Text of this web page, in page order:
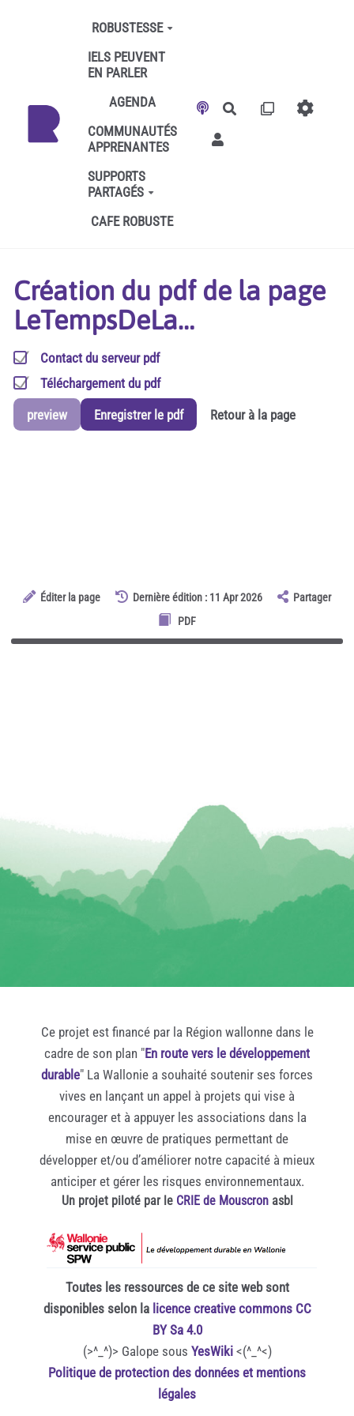
Aller au contenu principal
ROBUSTESSE
IELS PEUVENT
EN PARLER
AGENDA
COMMUNAUTÉS
APPRENANTES
SUPPORTS
PARTAGÉS
CAFE ROBUSTE
Rechercher
Création du pdf de la page
LeTempsDeLa…
Contact du serveur pdf
Téléchargement du pdf
preview
Enregistrer le pdf Retour à la page
Éditer la page Dernière édition : 11 Apr 2026
Partager
PDF
Ce projet est financé par la Région wallonne dans le
cadre de son plan "En route vers le développement
durable" La Wallonie a souhaité soutenir ses forces
vives en lançant un appel à projets qui vise à
encourager et à appuyer les associations dans la
mise en œuvre de pratiques permettant de
développer et/ou d’améliorer notre capacité à mieux
anticiper et gérer les risques environnementaux.
Un projet piloté par le CRIE de Mouscronasbl
Toutes les ressources de ce site web sont
disponibles selon la licence creative commons CC
BY Sa 4.0
(>^_^)> Galope sous YesWiki<(^_^<)
Politique de protection des données et mentions
légales